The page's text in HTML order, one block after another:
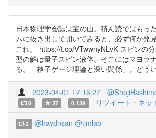
日本物理学会誌は宝の山。積ん読ではもっ
ムに抜き出して開いてみると、必ず何か発
これ。 https://t.co/VTwwnyNLvK スピンの
型の解は量子スピン液体。そこにはマヨラ
る。「格子ゲージ理論と深い関係」。どう
2023-04-01 17:16:27
8 37 0.139 リツイート・ネッ
2 @haydnsan @tjmlab